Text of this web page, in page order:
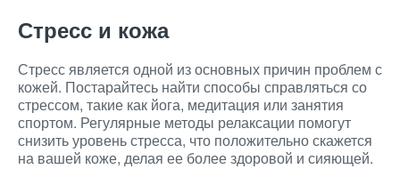
Стресс и кожа
Стресс является одной из основных причин проблем с
кожей. Постарайтесь найти способы справляться со
стрессом, такие как йога, медитация или занятия
спортом. Регулярные методы релаксации помогут
снизить уровень стресса, что положительно скажется
на вашей коже, делая ее более здоровой и сияющей.